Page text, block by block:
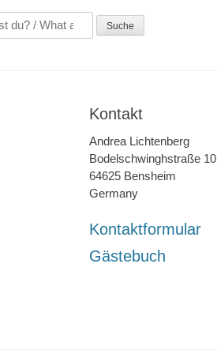
Kontakt
Andrea Lichtenberg
Bodelschwinghstraße 10
64625 Bensheim
Germany
Kontaktformular
Gästebuch